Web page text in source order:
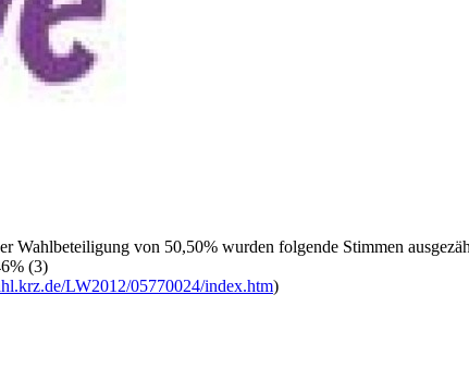
Wahlbeteiligung von 50,50% wurden folgende Stimmen
(3)
LW2012/05770024/index.htm)